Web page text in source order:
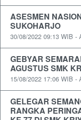
ASESMEN
SUKOHARJO
30/08/2022 09:13 WIB -
GEBYAR
AGUSTUS SMK
15/08/2022 17:06 WIB -
GELEGAR
RANGKA